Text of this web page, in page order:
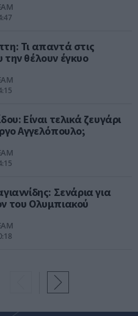
Τι απαντά στις
θέλουν έγκυο
Είναι τελικά ζευγάρι
Αγγελόπουλο;
Σενάρια για
του Ολυμπιακού